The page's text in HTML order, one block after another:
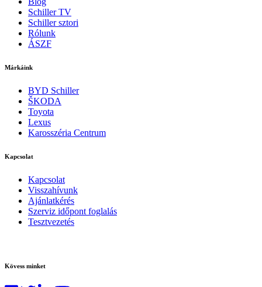
Schiller TV
Schiller sztori
Rólunk
ÁSZF
Márkáink
BYD Schiller
ŠKODA
Toyota
Lexus
Karosszéria Centrum
Kapcsolat
Kapcsolat
Visszahívunk
Ajánlatkérés
Szerviz időpont foglalás
Tesztvezetés
Kövess minket